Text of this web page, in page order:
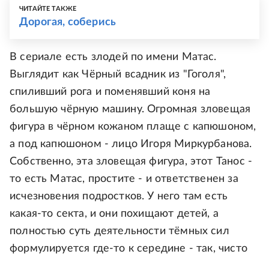
ЧИТАЙТЕ ТАКЖЕ
Дорогая, соберись
В сериале есть злодей по имени Матас.
Выглядит как Чёрный всадник из "Гоголя",
спиливший рога и поменявший коня на
большую чёрную машину. Огромная зловещая
фигура в чёрном кожаном плаще с капюшоном,
а под капюшоном - лицо Игоря Миркурбанова.
Собственно, эта зловещая фигура, этот Танос -
то есть Матас, простите - и ответственен за
исчезновения подростков. У него там есть
какая-то секта, и они похищают детей, а
полностью суть деятельности тёмных сил
формулируется где-то к середине - так, чисто